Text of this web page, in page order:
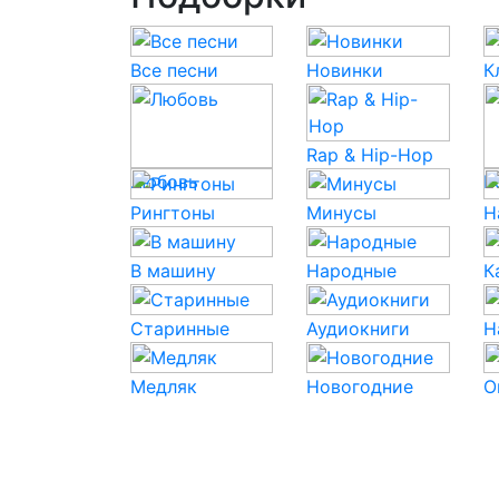
Все песни Новинки
Любовь
Rap & Hip-Hop
Рингтоны
Минусы
В машину Народные
Старинные Аудиокниги
Медляк Новогодние